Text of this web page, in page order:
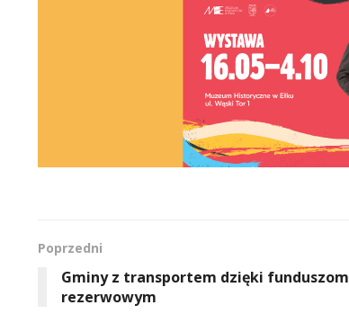
Poprzedni
Gminy z transportem dzięki funduszom
rezerwowym